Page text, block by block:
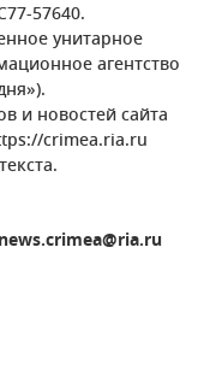
57640.
унитарное
агентство
и новостей сайта
crimea.ria.ru
news.crimea@ria.ru